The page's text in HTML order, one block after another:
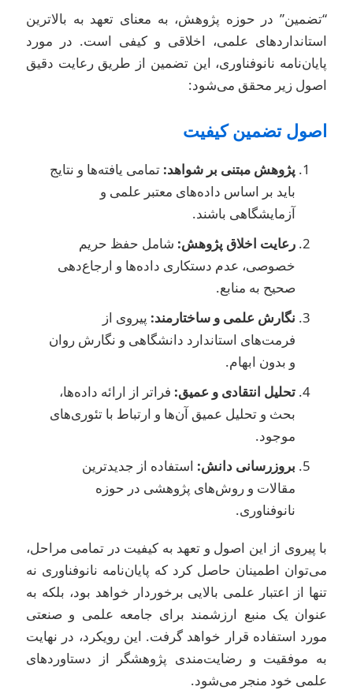
در حوزه پژوهش، به معنای تعهد به بالاترین
علمی، اخلاقی و کیفی است. در مورد
نانوفناوری، این تضمین از طریق رعایت دقیق
زیر محقق می‌شود:
تضمین کیفیت
پژوهش مبتنی بر شواهد:تمامی یافته‌ها و نتایج
باید بر اساس داده‌های معتبر علمی و
آزمایشگاهی باشند.
رعایت اخلاق پژوهش:شامل حفظ حریم
خصوصی، عدم دستکاری داده‌ها و ارجاع‌دهی
صحیح به منابع.
نگارش علمی و ساختارمند:پیروی از
فرمت‌های استاندارد دانشگاهی و نگارش روان
و بدون ابهام.
تحلیل انتقادی و عمیق:فراتر از ارائه داده‌ها،
بحث و تحلیل عمیق آن‌ها و ارتباط با تئوری‌های
موجود.
بروزرسانی دانش:استفاده از جدیدترین
مقالات و روش‌های پژوهشی در حوزه
نانوفناوری.
پیروی از این اصول و تعهد به کیفیت در تمامی مراحل،
اطمینان حاصل کرد که پایان‌نامه نانوفناوری نه
از اعتبار علمی بالایی برخوردار خواهد بود، بلکه به
یک منبع ارزشمند برای جامعه علمی و صنعتی
استفاده قرار خواهد گرفت. این رویکرد، در نهایت
موفقیت و رضایت‌مندی پژوهشگر از دستاوردهای
خود منجر می‌شود.